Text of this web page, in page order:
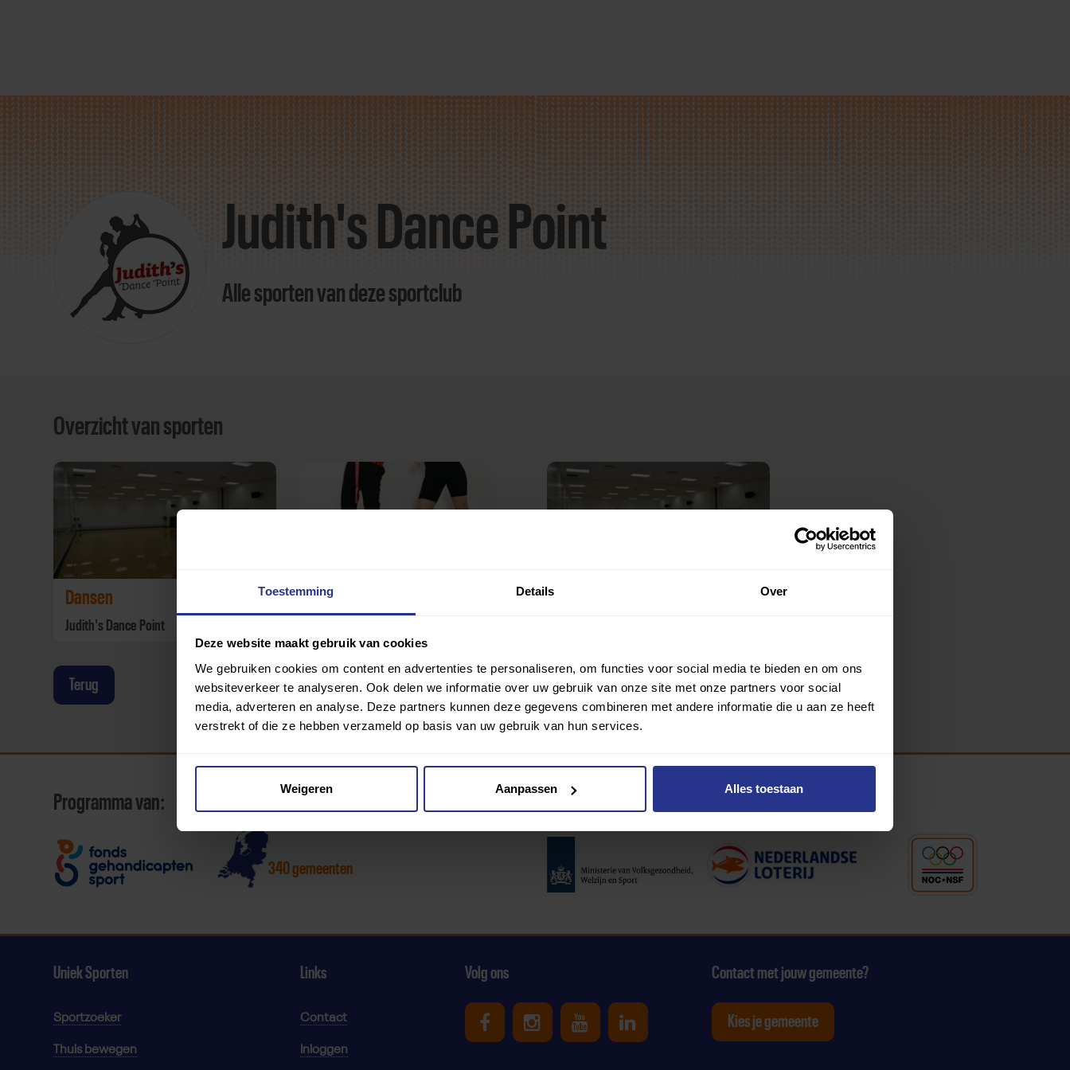
Toestemming Details Over
Deze website maakt gebruik van cookies
We gebruiken cookies om content en advertenties te personaliseren, om functies voor social media te bieden en om ons
websiteverkeer te analyseren. Ook delen we informatie over uw gebruik van onze site met onze partners voor social
media, adverteren en analyse. Deze partners kunnen deze gegevens combineren met andere informatie die u aan ze heeft
verstrekt of die ze hebben verzameld op basis van uw gebruik van hun services.
Weigeren Aanpassen Alles toestaan
Direct
door
Judith's Dance Point
Alle sporten van deze sportclub
Overzicht van sporten
Dansen
Judith's Dance Point
Streetdance
Terug
Programma van:
340 gemeenten
Partners:
Uniek Sporten
Sportzoeker
Thuis bewegen
Links
Contact
Inloggen
Volg ons
Uniek Sporten op Facebook
Uniek Sporten op Instagram
Uniek Sporten op Youtube
Uniek Sporten op Linkedin
Contact met jouw gemeente?
Kies je gemeente